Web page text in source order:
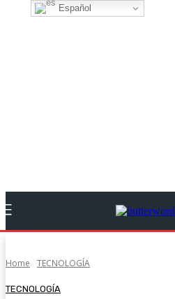
Home TECNOLOGÍA
TECNOLOGÍA
Español